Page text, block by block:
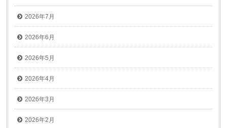
2026年7月
2026年6月
2026年5月
2026年4月
2026年3月
2026年2月